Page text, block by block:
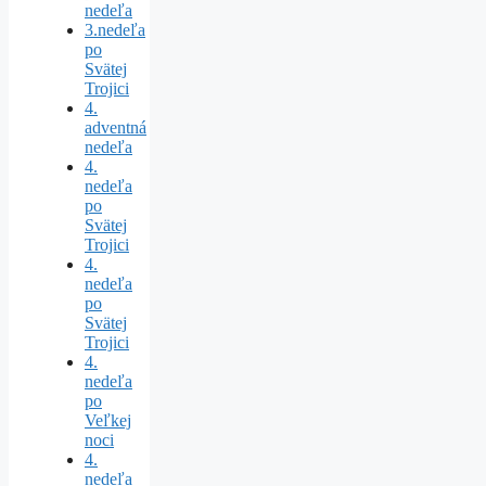
nedeľa
3.nedeľa
po
Svätej
Trojici
4.
adventná
nedeľa
4.
nedeľa
po
Svätej
Trojici
4.
nedeľa
po
Svätej
Trojici
4.
nedeľa
po
Veľkej
noci
4.
nedeľa